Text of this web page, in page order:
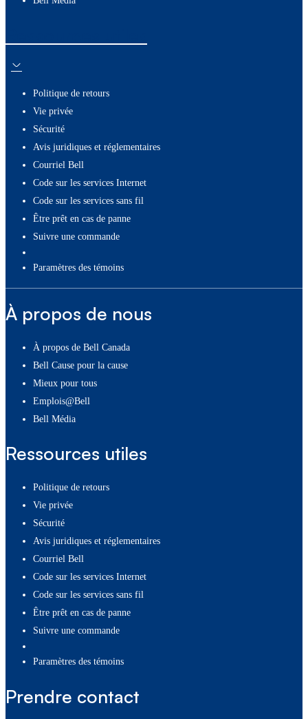
Politique de retours
Vie privée
Sécurité
Avis juridiques et réglementaires
Courriel Bell
Code sur les services Internet
Code sur les services sans fil
Être prêt en cas de panne
Suivre une commande
paramètres des témoins
À propos de nous
À propos de Bell Canada
Bell Cause pour la cause
Mieux pour tous
Emplois@Bell
Bell Média
Ressources utiles
Politique de retours
Vie privée
Sécurité
Avis juridiques et réglementaires
Courriel Bell
Code sur les services Internet
Code sur les services sans fil
Être prêt en cas de panne
Suivre une commande
paramètres des témoins
Prendre contact